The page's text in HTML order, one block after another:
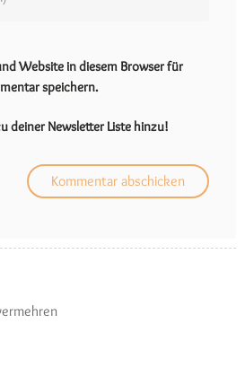
Website in diesem Browser für
speichern.
deiner Newsletter Liste hinzu!